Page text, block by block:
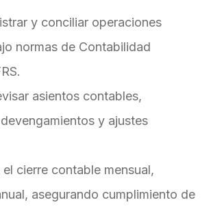
y conciliar operaciones
normas de Contabilidad
asientos contables,
y ajustes
cierre contable mensual,
asegurando cumplimiento de